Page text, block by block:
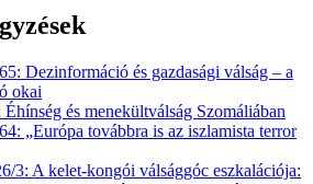
Dezinformáció és gazdasági válság – a
okai
és menekültválság Szomáliában
„Európa továbbra is az iszlamista terror
3: A kelet-kongói válsággóc eszkalációja: